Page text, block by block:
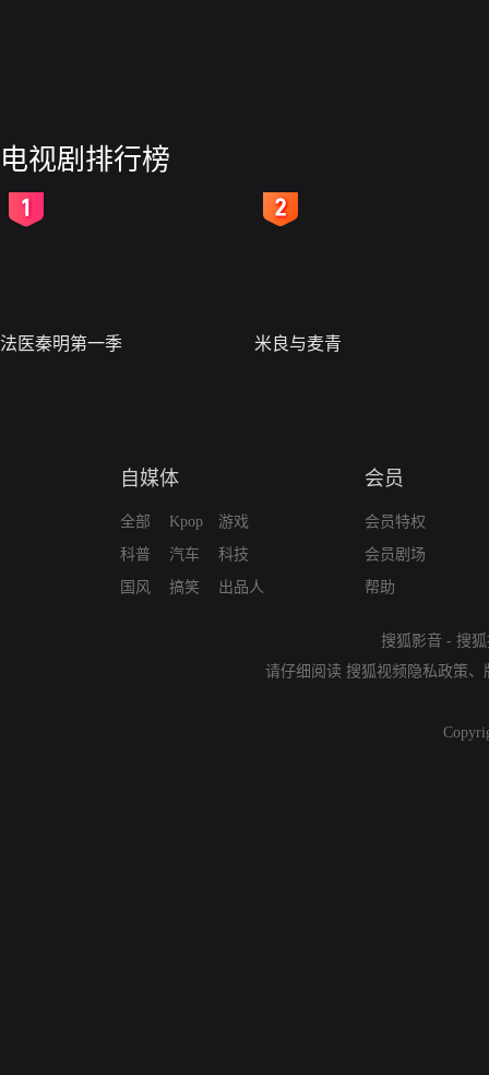
电视剧排行榜
法医秦明第一季 米良与麦青
自媒体
全部
科普
国风
Kpop
汽车
搞笑
游戏
科技
出品人
会员
会员特权
会员剧场
帮助
搜狐影音 - 搜
请仔细阅读 搜狐视频隐私政策、